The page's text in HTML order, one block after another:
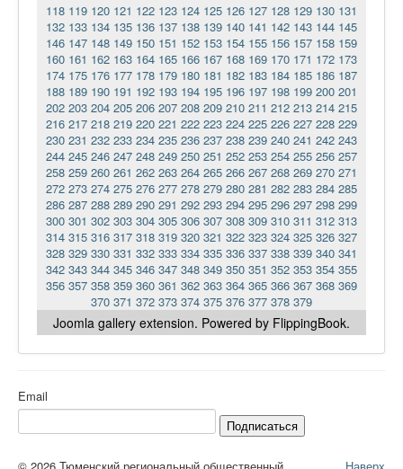
118 119 120 121 122 123 124 125 126 127 128 129 130 131
132 133 134 135 136 137 138 139 140 141 142 143 144 145
146 147 148 149 150 151 152 153 154 155 156 157 158 159
160 161 162 163 164 165 166 167 168 169 170 171 172 173
174 175 176 177 178 179 180 181 182 183 184 185 186 187
188 189 190 191 192 193 194 195 196 197 198 199 200 201
202 203 204 205 206 207 208 209 210 211 212 213 214 215
216 217 218 219 220 221 222 223 224 225 226 227 228 229
230 231 232 233 234 235 236 237 238 239 240 241 242 243
244 245 246 247 248 249 250 251 252 253 254 255 256 257
258 259 260 261 262 263 264 265 266 267 268 269 270 271
272 273 274 275 276 277 278 279 280 281 282 283 284 285
286 287 288 289 290 291 292 293 294 295 296 297 298 299
300 301 302 303 304 305 306 307 308 309 310 311 312 313
314 315 316 317 318 319 320 321 322 323 324 325 326 327
328 329 330 331 332 333 334 335 336 337 338 339 340 341
342 343 344 345 346 347 348 349 350 351 352 353 354 355
356 357 358 359 360 361 362 363 364 365 366 367 368 369
370 371 372 373 374 375 376 377 378 379
Joomla gallery extension. Powered by FlippingBook.
Email
Подписаться